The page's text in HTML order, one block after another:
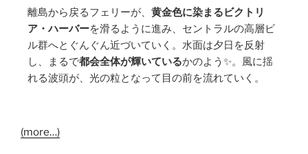
離島から戻るフェリーが、 黄金色に染まるビクトリ
ア・ハーバーを滑るように進み、セントラルの高層ビ
ル群へとぐんぐん近づいていく。水面は夕日を反射
し、まるで都会全体が輝いているかのよう✨。風に揺
れる波頭が、光の粒となって目の前を流れていく。
(more…)